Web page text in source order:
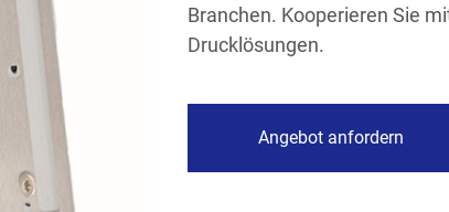
Branchen. Kooperieren Sie
Drucklösungen.
Angebot anfordern